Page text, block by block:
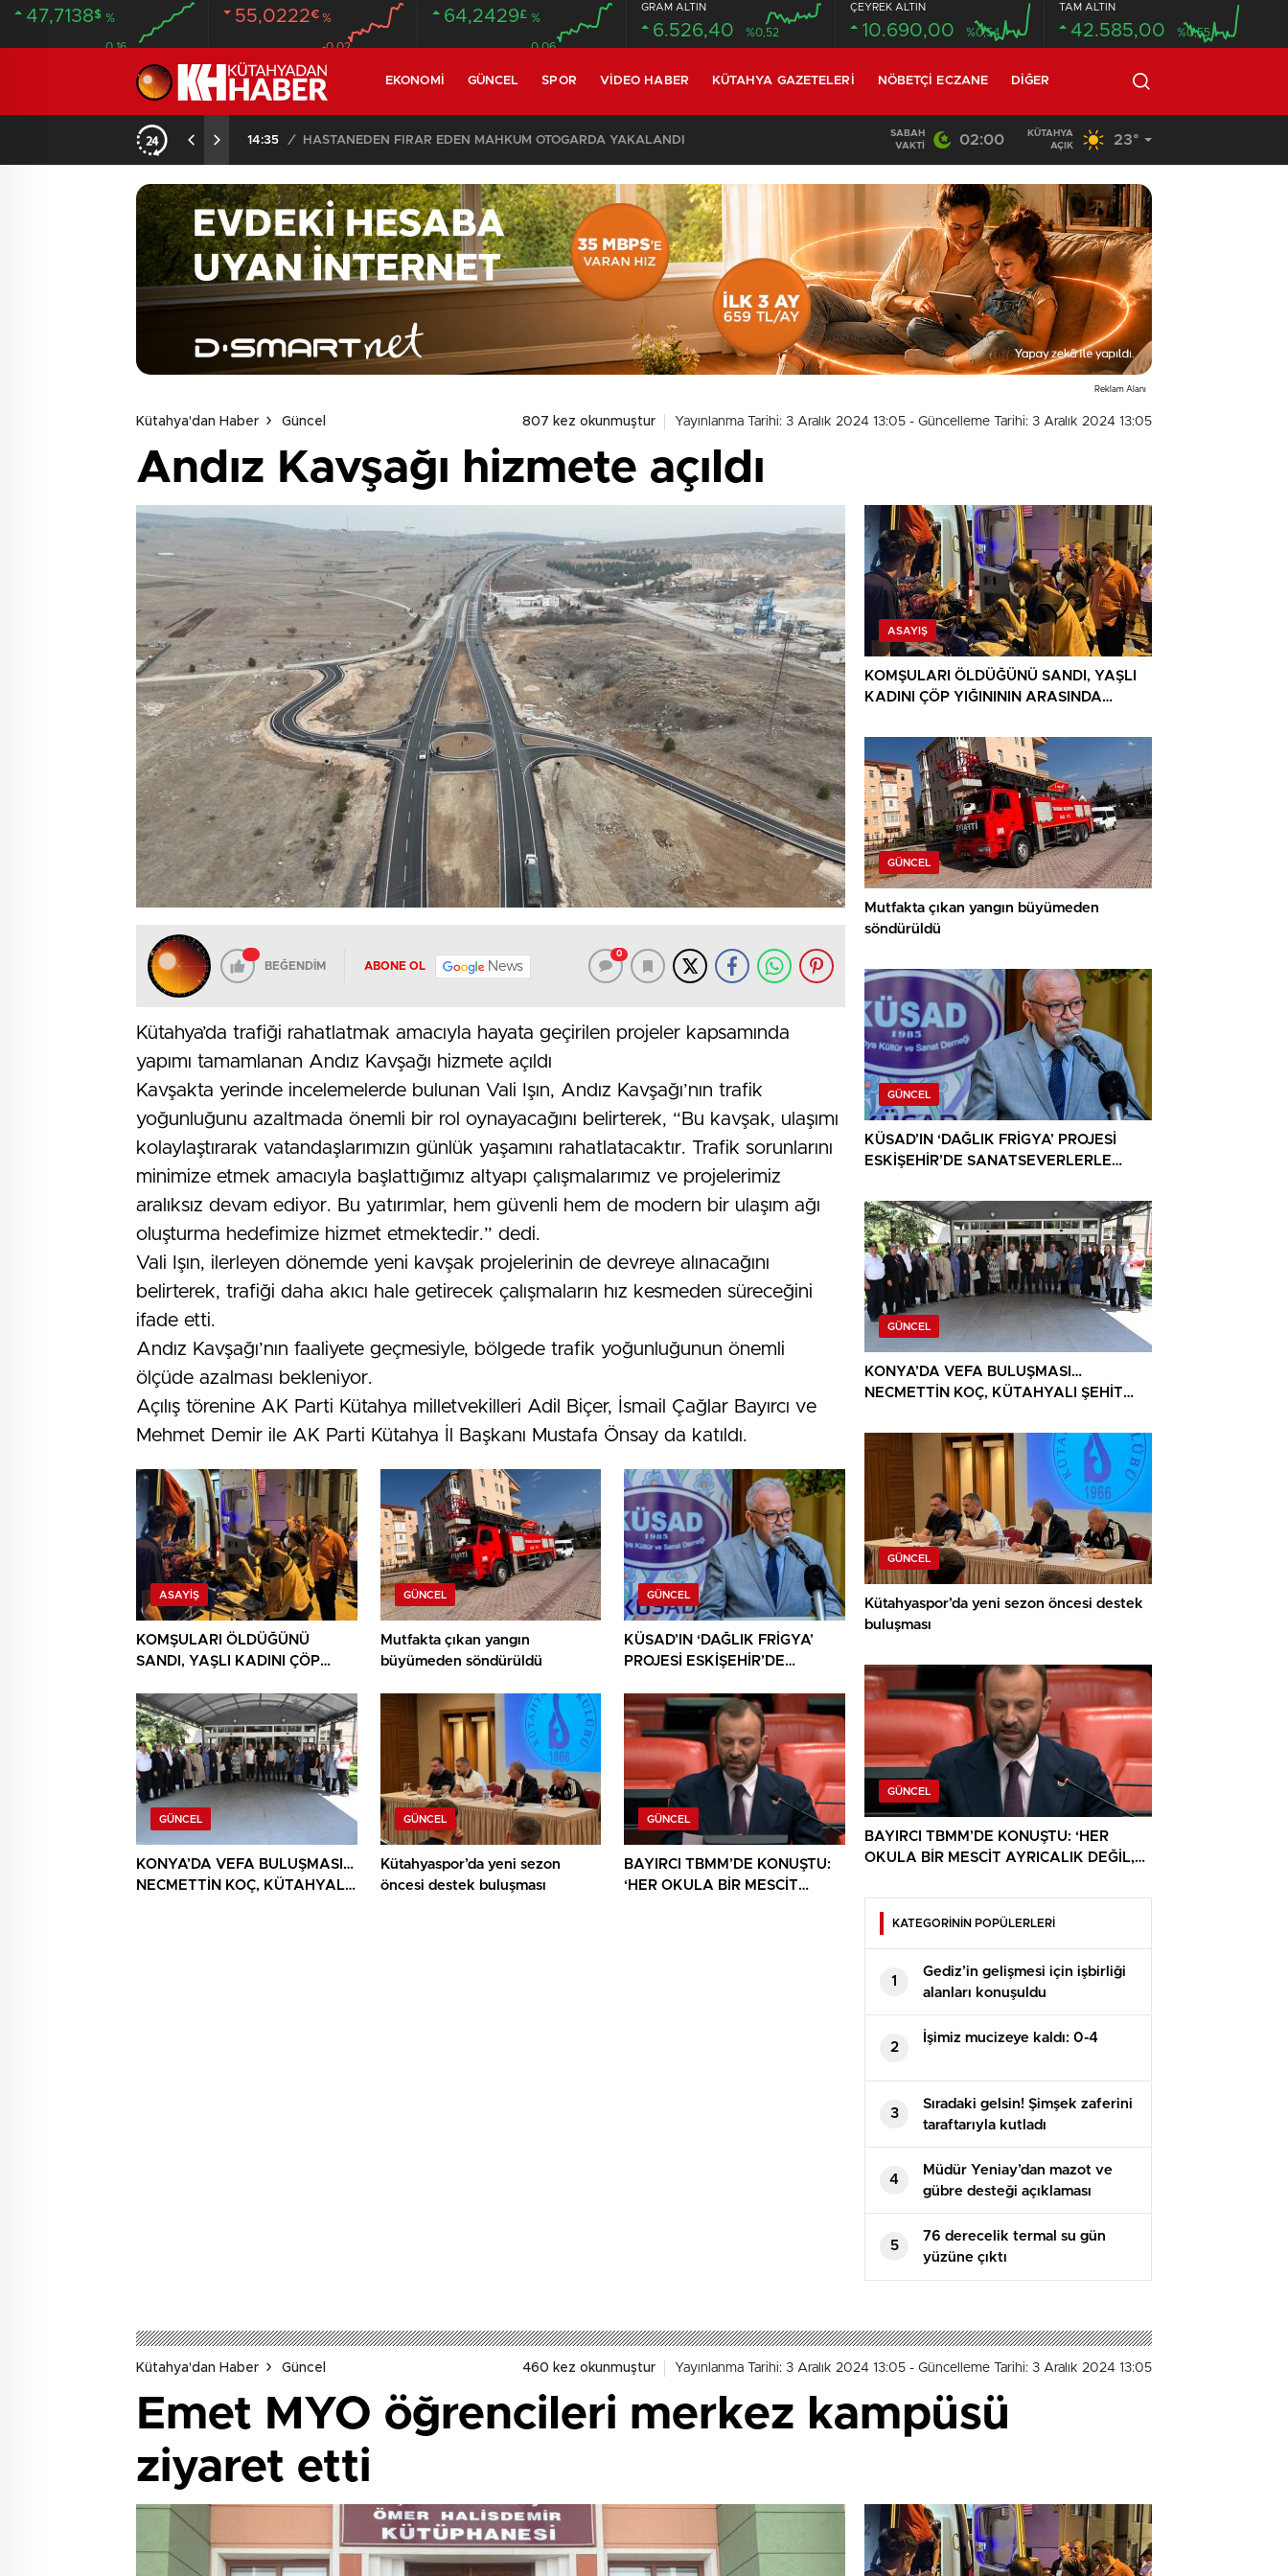
47,7138$ %
0.16
55,0222€ %
-0.02
64,2429£ %
0.06
GRAM ALTIN
6.526,40 %0,52
ÇEYREK ALTIN
10.690,00 %0,54
TAM ALTIN
42.585,00 %0,55
EKONOMI GÜNCEL SPOR VIDEO HABER KÜTAHYA GAZETELERI NÖBETÇI ECZANE DIĞER
14:35 / HASTANEDEN FİRAR EDEN MAHKUM OTOGARDA YAKALANDI 20:58 /
SABAH
VAKTI
02:00
KÜTAHYA
AÇIK
23°
Reklam Alanı
Kütahya'dan Haber Güncel 807 kez okunmuştur Yayınlanma Tarihi: 3 Aralık 2024 13:05 - Güncelleme Tarihi: 3 Aralık 2024 13:05
Andız Kavşağı hizmete açıldı
BEĞENDİM ABONE OL News
0
Kütahya’da trafiği rahatlatmak amacıyla hayata geçirilen projeler kapsamında
yapımı tamamlanan Andız Kavşağı hizmete açıldı
Kavşakta yerinde incelemelerde bulunan Vali Işın, Andız Kavşağı’nın trafik
yoğunluğunu azaltmada önemli bir rol oynayacağını belirterek, “Bu kavşak, ulaşımı
kolaylaştırarak vatandaşlarımızın günlük yaşamını rahatlatacaktır. Trafik sorunlarını
minimize etmek amacıyla başlattığımız altyapı çalışmalarımız ve projelerimiz
aralıksız devam ediyor. Bu yatırımlar, hem güvenli hem de modern bir ulaşım ağı
oluşturma hedefimize hizmet etmektedir.” dedi.
Vali Işın, ilerleyen dönemde yeni kavşak projelerinin de devreye alınacağını
belirterek, trafiği daha akıcı hale getirecek çalışmaların hız kesmeden süreceğini
ifade etti.
Andız Kavşağı’nın faaliyete geçmesiyle, bölgede trafik yoğunluğunun önemli
ölçüde azalması bekleniyor.
Açılış törenine AK Parti Kütahya milletvekilleri Adil Biçer, İsmail Çağlar Bayırcı ve
Mehmet Demir ile AK Parti Kütahya İl Başkanı Mustafa Önsay da katıldı.
ASAYIŞ
KOMŞULARI ÖLDÜĞÜNÜ
SANDI, YAŞLI KADINI ÇÖP
BULUNDU
GÜNCEL
Mutfakta çıkan yangın
büyümeden söndürüldü
GÜNCEL
KÜSAD’IN ‘DAĞLIK FRİGYA’
PROJESİ ESKİŞEHİR’DE
BULUŞUYOR
GÜNCEL
KONYA’DA VEFA BULUŞMASI…
NECMETTİN KOÇ, KÜTAHYALI
GÜNCEL
Kütahyaspor’da yeni sezon
öncesi destek buluşması
GÜNCEL
BAYIRCI TBMM’DE KONUŞTU:
‘HER OKULA BİR MESCİT
ASAYIŞ
KOMŞULARI ÖLDÜĞÜNÜ SANDI, YAŞLI
KADINI ÇÖP YIĞINININ ARASINDA
GÜNCEL
Mutfakta çıkan yangın büyümeden
söndürüldü
GÜNCEL
KÜSAD’IN ‘DAĞLIK FRİGYA’ PROJESİ
ESKİŞEHİR’DE SANATSEVERLERLE
GÜNCEL
KONYA’DA VEFA BULUŞMASI…
NECMETTİN KOÇ, KÜTAHYALI ŞEHİT
GÜNCEL
Kütahyaspor’da yeni sezon öncesi destek
buluşması
GÜNCEL
BAYIRCI TBMM’DE KONUŞTU: ‘HER
OKULA BİR MESCİT AYRICALIK DEĞİL,
KATEGORİNİN POPÜLERLERİ
1
Gediz’in gelişmesi için işbirliği
alanları konuşuldu
2
İşimiz mucizeye kaldı: 0-4
3
Sıradaki gelsin! Şimşek zaferini
taraftarıyla kutladı
4
Müdür Yeniay’dan mazot ve
gübre desteği açıklaması
5
76 derecelik termal su gün
yüzüne çıktı
Kütahya'dan Haber Güncel 460 kez okunmuştur Yayınlanma Tarihi: 3 Aralık 2024 13:05 - Güncelleme Tarihi: 3 Aralık 2024 13:05
Emet MYO öğrencileri merkez kampüsü
ziyaret etti